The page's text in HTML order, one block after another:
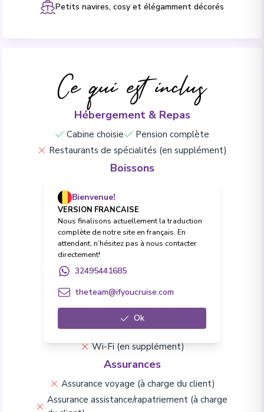
Petits navires, cosy et élégamment décorés
Ce qui est inclus
Hébergement & Repas
Cabine choisie
Pension complète
Restaurants de spécialités (en supplément)
Boissons
Toutes boissons (softs et alcool)
Excursions
Excursions à terre
Frais & Formalités
Pourboires et frais de service
Frais de visa (à charge du client)
Vie à bord & Divertissement
Conférences
Animations à bord
Wi-Fi (en supplément)
Assurances
Assurance voyage (à charge du client)
Assurance assistance/rapatriement (à charge
Bienvenue!
VERSION FRANCAISE
Nous finalisons actuellement la traduction
complète de notre site en français. En
attendant, n’hésitez pas à nous contacter
directement!
32495441685
theteam@ifyoucruise.com
Ok